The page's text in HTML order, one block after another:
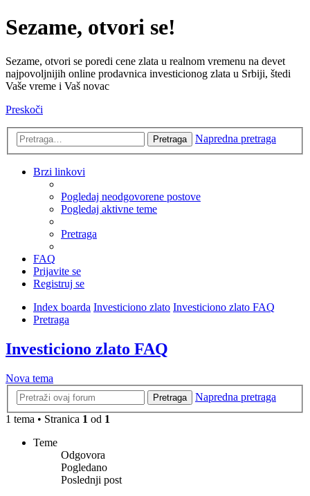
Sezame, otvori se!
Sezame, otvori se poredi cene zlata u realnom vremenu na devet
najpovoljnijih online prodavnica investicionog zlata u Srbiji, štedi
Vaše vreme i Vaš novac
Preskoči
Pretraga Napredna pretraga
Brzi linkovi
Pogledaj neodgovorene postove
Pogledaj aktivne teme
Pretraga
FAQ
Prijavite se
Registruj se
Index boarda Investiciono zlato Investiciono zlato FAQ
Pretraga
Investiciono zlato FAQ
Nova tema
Pretraga
Napredna pretraga
1 tema • Stranica 1 od 1
Teme
Odgovora
Pogledano
Poslednji post